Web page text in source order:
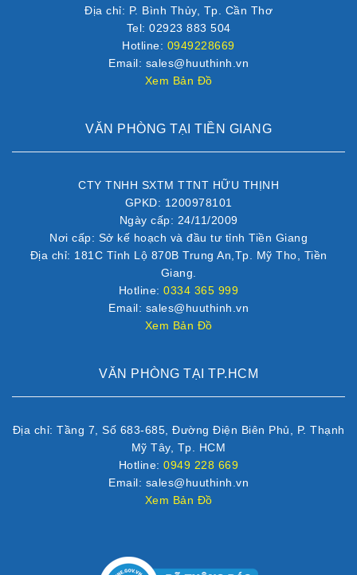
Địa chỉ: P. Bình Thủy, Tp. Cần Thơ
Tel: 02923 883 504
Hotline: 0949228669
Email: sales@huuthinh.vn
Xem Bản Đồ
VĂN PHÒNG TẠI TIỀN GIANG
CTY TNHH SXTM TTNT HỮU THỊNH
GPKD: 1200978101
Ngày cấp: 24/11/2009
Nơi cấp: Sở kế hoạch và đầu tư tỉnh Tiền Giang
Địa chỉ: 181C Tỉnh Lộ 870B Trung An,Tp. Mỹ Tho, Tiền
Giang.
Hotline:0334 365 999
Email: sales@huuthinh.vn
Xem Bản Đồ
VĂN PHÒNG TẠI TP.HCM
Địa chỉ: Tầng 7, Số 683-685, Đường Điện Biên Phủ, P. Thạnh
Mỹ Tây, Tp. HCM
Hotline:0949 228 669
Email: sales@huuthinh.vn
Xem Bản Đồ